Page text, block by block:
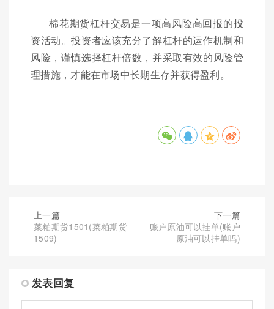
棉花期货杠杆交易是一项高风险高回报的投
资活动。投资者应该充分了解杠杆的运作机制和
风险，谨慎选择杠杆倍数，并采取有效的风险管
理措施，才能在市场中长期生存并获得盈利。
上一篇
菜粕期货1501(菜粕期货
1509)
下一篇
账户原油可以挂单(账户
原油可以挂单吗)
发表回复